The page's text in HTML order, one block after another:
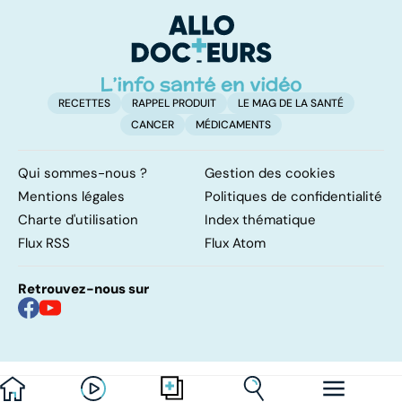
protéines ?
RECETTES RAPPEL PRODUIT
LE MAG DE LA SANTÉ
CANCER
MÉDICAMENTS
Qui sommes-nous ?
Gestion des cookies
Mentions légales
Politiques de confidentialité
Charte d'utilisation
Index thématique
Flux RSS
Flux Atom
Retrouvez-nous sur